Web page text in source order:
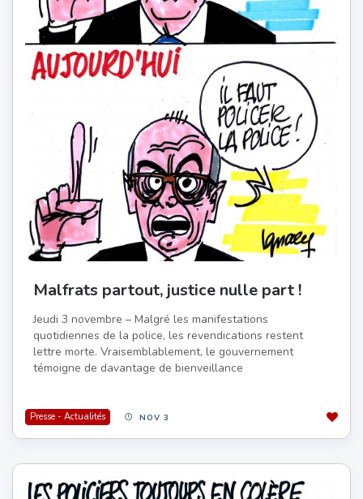
Malfrats partout, justice nulle part !
Jeudi 3 novembre – Malgré les manifestations
quotidiennes de la police, les revendications restent
lettre morte. Vraisemblablement, le gouvernement
témoigne de davantage de bienveillance
Presse - Actualités NOV 3